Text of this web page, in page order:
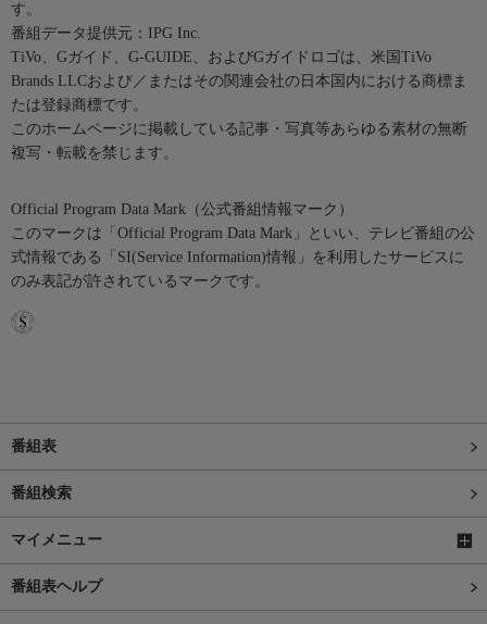
す。
番組データ提供元：IPG Inc.
TiVo、Gガイド、G-GUIDE、およびGガイドロゴは、米国TiVo
Brands LLCおよび／またはその関連会社の日本国内における商標ま
たは登録商標です。
このホームページに掲載している記事・写真等あらゆる素材の無断
複写・転載を禁じます。
Official Program Data Mark（公式番組情報マーク）
このマークは「Official Program Data Mark」といい、テレビ番組の公
式情報である「SI(Service Information)情報」を利用したサービスに
のみ表記が許されているマークです。
番組表
番組検索
マイメニュー
番組表ヘルプ